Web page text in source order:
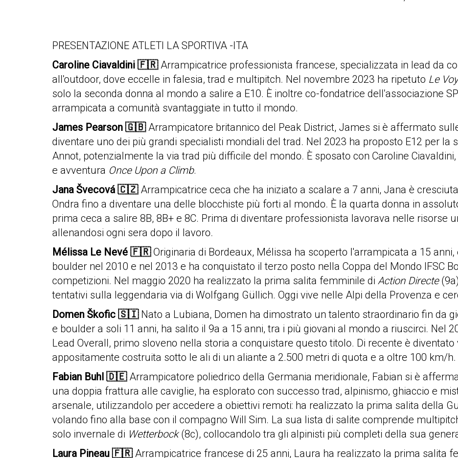
PRESENTAZIONE ATLETI LA SPORTIVA -ITA
Caroline Ciavaldini 🇫🇷Arrampicatrice professionista francese, specializzata in lead da
all'outdoor, dove eccelle in falesia, trad e multipitch. Nel novembre 2023 ha ripetuto Le
solo la seconda donna al mondo a salire a E10. È inoltre co-fondatrice dell'associazione
arrampicata a comunità svantaggiate in tutto il mondo.
James Pearson 🇬🇧Arrampicatore britannico del Peak District, James si è affermato
diventare uno dei più grandi specialisti mondiali del trad. Nel 2023 ha proposto E12 per la
Annot, potenzialmente la via trad più difficile del mondo. È sposato con Caroline
e avventura Once Upon a Climb.
Jana Švecová🇨🇿Arrampicatrice ceca che ha iniziato a scalare a 7 anni, Jana è
Ondra fino a diventare una delle blocchiste più forti al mondo. È la quarta donna in
prima ceca a salire 8B, 8B+ e 8C. Prima di diventare professionista lavorava nelle risorse
allenandosi ogni sera dopo il lavoro.
Mélissa Le Nevé 🇫🇷Originaria di Bordeaux, Mélissa ha scoperto l'arrampicata a 15
boulder nel 2010 e nel 2013 e ha conquistato il terzo posto nella Coppa del Mondo IFSC
competizioni. Nel maggio 2020 ha realizzato la prima salita femminile di Action Directe
tentativi sulla leggendaria via di Wolfgang Güllich. Oggi vive nelle Alpi della Provenza e
Domen Škofic 🇸🇮Nato a Lubiana, Domen ha dimostrato un talento straordinario fin da
e boulder a soli 11 anni, ha salito il 9a a 15 anni, tra i più giovani al mondo a riuscirci. Nel
Lead Overall, primo sloveno nella storia a conquistare questo titolo. Di recente è
appositamente costruita sotto le ali di un aliante a 2.500 metri di quota e a oltre 100 km/h.
Fabian Buhl 🇩🇪Arrampicatore poliedrico della Germania meridionale, Fabian si è
una doppia frattura alle caviglie, ha esplorato con successo trad, alpinismo, ghiaccio e
arsenale, utilizzandolo per accedere a obiettivi remoti: ha realizzato la prima salita della
volando fino alla base con il compagno Will Sim. La sua lista di salite comprende
solo invernale di Wetterbock(8c), collocandolo tra gli alpinisti più completi della sua
Laura Pineau 🇫🇷Arrampicatrice francese di 25 anni, Laura ha realizzato la prima salita